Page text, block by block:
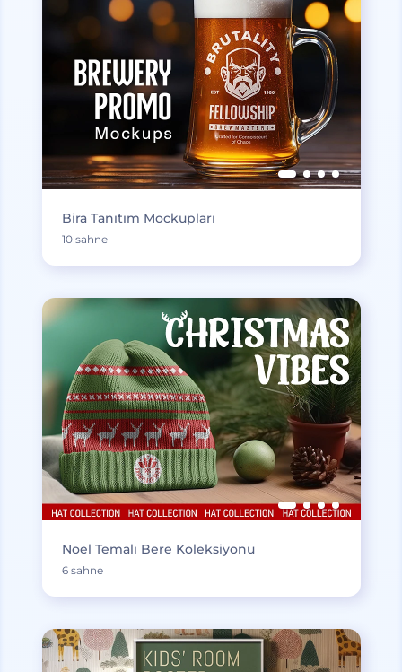
Bira Tanıtım Mockupları
10 sahne
Noel Temalı Bere Koleksiyonu
6 sahne